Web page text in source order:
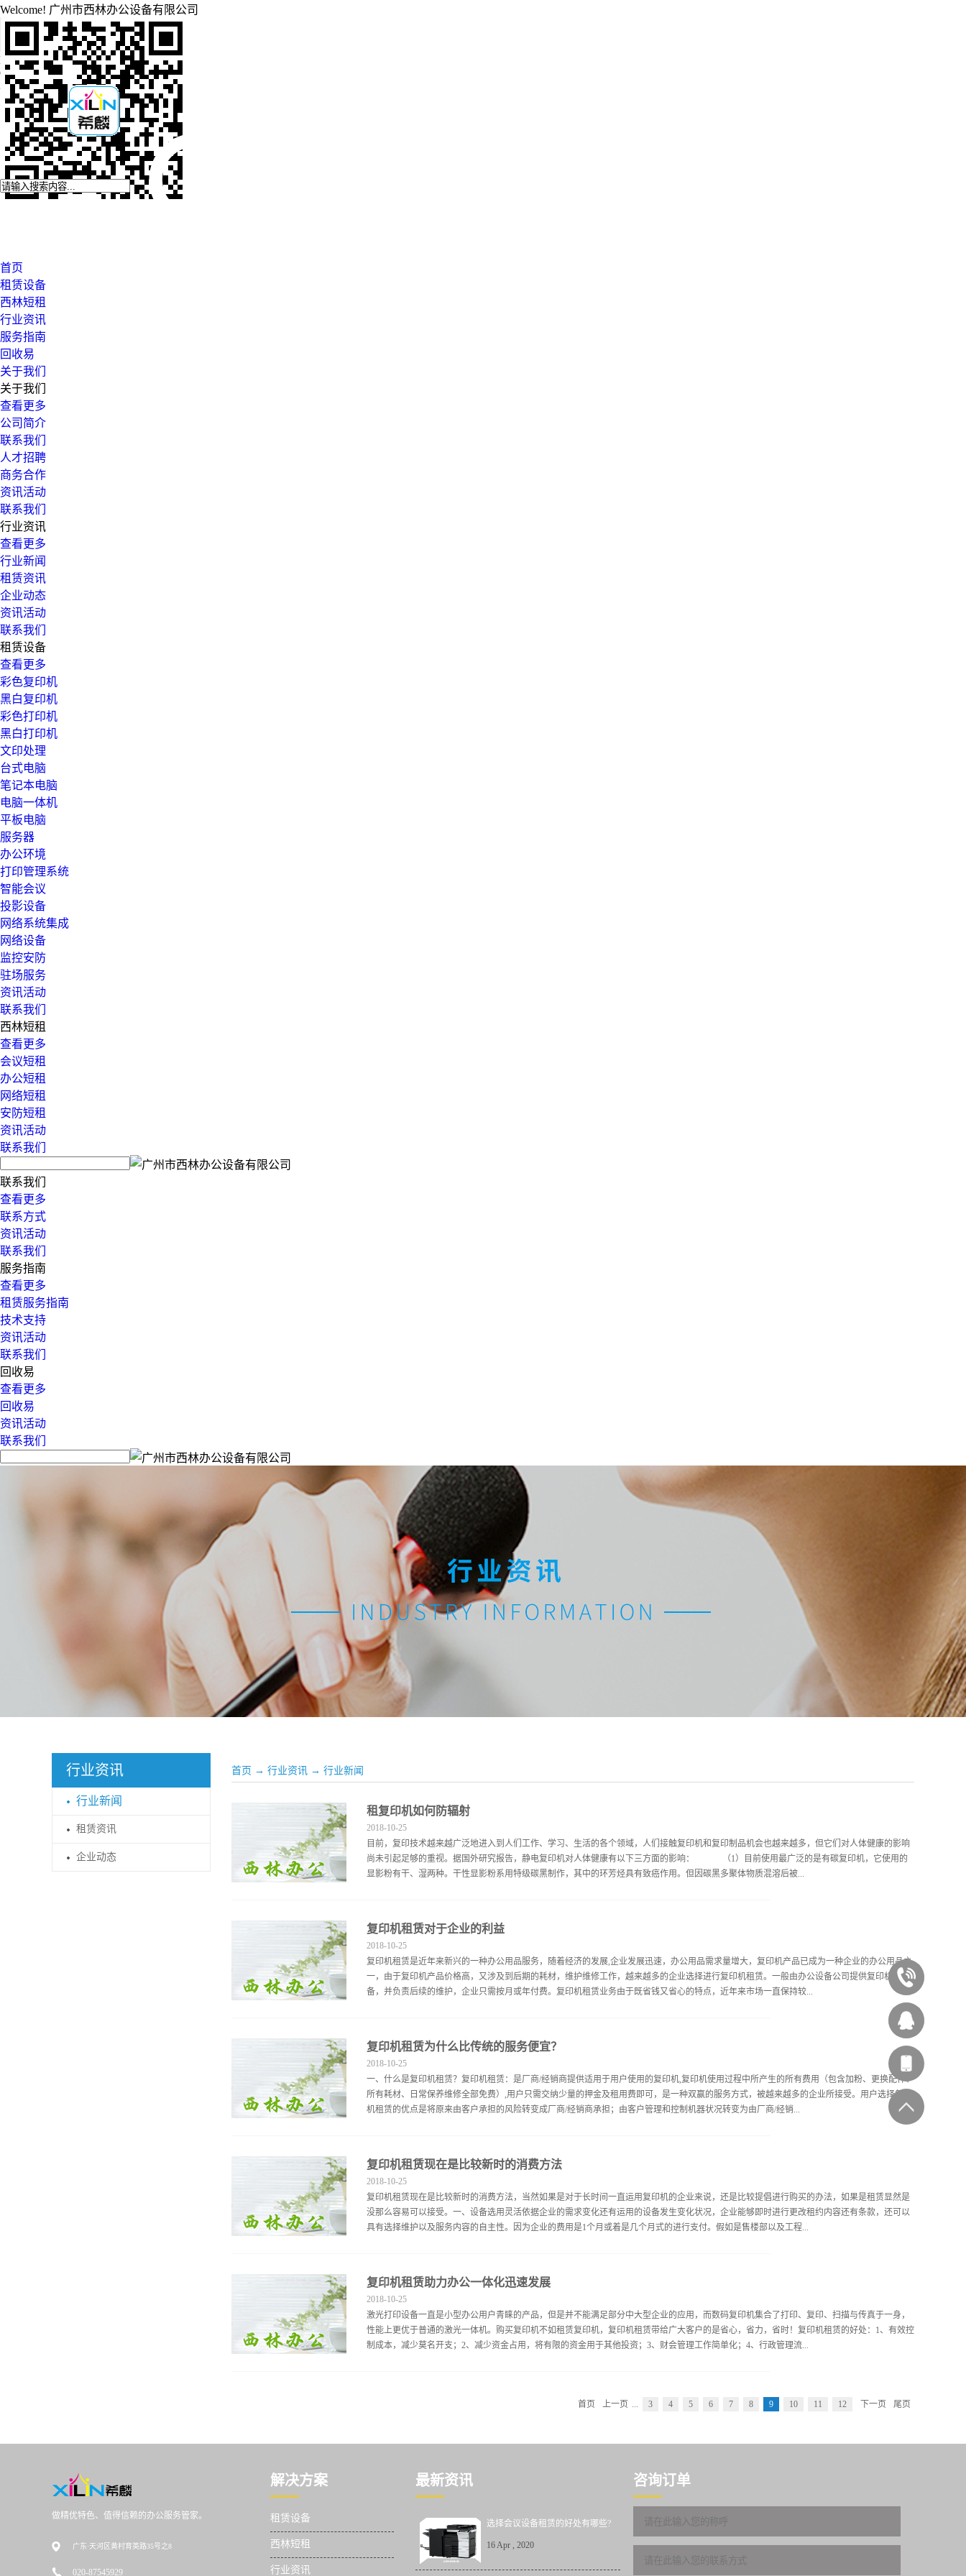
Welcome! 广州市西林办公设备有限公司
EMAIL
2881630378@QQ.com
CALL NOW
020-87545929
登录
注册
首页
租赁设备
西林短租
行业资讯
服务指南
回收易
关于我们
关于我们
查看更多
公司简介
联系我们
人才招聘
商务合作
资讯活动
联系我们
行业资讯
查看更多
行业新闻
租赁资讯
企业动态
资讯活动
联系我们
租赁设备
查看更多
彩色复印机
黑白复印机
彩色打印机
黑白打印机
文印处理
台式电脑
笔记本电脑
电脑一体机
平板电脑
服务器
办公环境
打印管理系统
智能会议
投影设备
网络系统集成
网络设备
监控安防
驻场服务
资讯活动
联系我们
西林短租
查看更多
会议短租
办公短租
网络短租
安防短租
资讯活动
联系我们
联系我们
查看更多
联系方式
资讯活动
联系我们
服务指南
查看更多
租赁服务指南
技术支持
资讯活动
联系我们
回收易
查看更多
回收易
资讯活动
联系我们
行业资讯
行业新闻
租赁资讯
企业动态
首页 → 行业资讯 → 行业新闻
租复印机如何防辐射
目前，复印技术越来越广泛地进入到人们工作、学习、生活的各个领域，人们接触复印机和复印制品机会也越来越多，但它们对人体健康的影响
尚未引起足够的重视。据国外研究报告，静电复印机对人体健康有以下三方面的影响： （1）目前使用最广泛的是有碳复印机，它使用的
显影粉有干、湿两种。干性显影粉系用特级碳黑制作，其中的环芳烃具有致癌作用。但因碳黑多聚体物质混溶后被...
力，因会导致肿瘤的发生。经过技术改进，现在的干性显影粉中的硝基芘含量已大大减少，按常规方法已检测不出其致癌作用。湿性显影粉是将
碳黑分散在烃溶剂中，而含有10～20个碳原子的脂肪烃有助于肿瘤的生长。由于所用烃类的沸点较低而易挥发，通风不良会对长期接触者产生危
害。 （2）无碳复印机的显影材料有很大刺激性，可以引起皮肤、眼睛、呼吸道和神经系统等方面的病症。另外，无碳复印在复印过程中也
可释放一些可能致癌的物质。 （3）在复印机工作时，因静电作用使复印室内具有一定的臭氧。臭氧具有很强的氧化作用。 1988年11
月，日本国立公共健康研究所公布的调查结果表明，在经常使用复印机的地方，臭氧浓度足以危害人体。通过对一些使用复印机的办公室和公共
2018-10-25
复印机租赁对于企业的利益
复印机租赁是近年来新兴的一种办公用品服务，随着经济的发展,企业发展迅速，办公用品需求量增大，复印机产品已成为一种企业的办公用品之
一，由于复印机产品价格高，又涉及到后期的耗材，维护维修工作，越来越多的企业选择进行复印机租赁。一般由办公设备公司提供复印机设
备，并负责后续的维护，企业只需按月或年付费。复印机租赁业务由于既省钱又省心的特点，近年来市场一直保持较...
高的速度增长，得到了越来越多企业和广大用户的认可。尤其是在广东沿海城市，租赁行业更是异军突起。复印机租赁行业带动周边的电脑租
赁、投影机租赁、打印机租赁、传真机租赁、对讲机租赁的兴起。那么复印机租赁有哪些好处呢？一、租用没有恐惧的老化设备过时采购︰ 购房
者，但到了一定年龄或一定的时间，从而导致使用缩短，宣布废弃;租赁︰ 承租人，属性也是因为这样，客户做没有风险负担由于设备老化和报
废。二、不应承担过时风险由于技术的快速进步，形成新的和更好地使用所产生的产品缩短，升级加快。买方必须承担风险的陈旧过时，如果你
选择继续租用，承担风险由承租人。三、可以选择适合的模型对于买家来说，设备是买回原位，如果它与当前的工作负荷 （太慢影响工作，也麻
烦保持） 发生冲突。或品牌不足之处，以便更换很困难︰ 你不得不花费大量的时间和精力与商家谈判，但它是成功;甚至如果成功，你必须花大
2018-10-25
复印机租赁为什么比传统的服务便宜？
一、什么是复印机租赁？复印机租赁：是厂商/经销商提供适用于用户使用的复印机,复印机使用过程中所产生的所有费用（包含加粉、更换配件、
所有耗材、日常保养维修全部免费）,用户只需交纳少量的押金及租用费即可，是一种双赢的服务方式，被越来越多的企业所接受。用户选择复印
机租赁的优点是将原来由客户承担的风险转变成厂商/经销商承担；由客户管理和控制机器状况转变为由厂商/经销...
赁为什么比传统的服务便宜？答：1、及时的保养和更换配件会提高设备的使用寿命。2、杜绝欺诈维修产生无谓的支出。3、避免假耗材零配件对
其他正常的配件产生的损坏。4、由于长期稳定的合作，服务商会主动降低利润率，以求得彼此的双赢。5、厂家授权的正规维修中心，厂家会给
予支持。问：复印机租赁每个月都要付费，为什么不自己买一台？答：购买设备存在以下风险：选型风险：由于购买人员对设备的品牌、功能不
是很了解，经常会产生设备使用一段时间后因种种原因而后悔，但又无可奈何。降价风险：电子产品会根据市场经常会做出降价调整，结果刚买
了不到一周的设备已经因为降价造成损失。折旧风险：电子产品的残值与市场不成正比例。经常是财务报表上的资产残值为2万，市场的价值却只
2018-10-25
复印机租赁现在是比较新时的消费方法
复印机租赁现在是比较新时的消费方法，当然如果是对于长时间一直运用复印机的企业来说，还是比较提倡进行购买的办法，如果是租赁显然是
没那么容易可以接受。一、设备选用灵活依据企业的需求变化还有运用的设备发生变化状况，企业能够即时进行更改租约内容还有条款，还可以
具有选择维护以及服务内容的自主性。因为企业的费用是1个月或着是几个月式的进行支付。假如是售楼部以及工程...
输稿、电子分页、高速打印、四个纸盒……价值超过3万一台！不但可以大大提升日常工作效率，还可以有效提升企业内部形象。四、降低使用风
险复印机租赁可以从根本上避免诸如机器频繁故障、耗材以次充好、维护成本居高不下、维修被宰、后期服务不及时等风险。五、量化使用成本
除了依照约定的单价进行支付租金以及自备打印纸之外，并不承担其它的费用，例如消耗材料维修等，也不需要为设备报废而去担心。如果你的
办公室很大，设备运用率非常高，租约能够帮你设定出一个方案，包括设备特征以及数量，具体的租金以及结算方法，特别条款的约定等，这样
可以使你们的成本更加细化，准确。六、企业合理免税 租金支付费用能够减少所得税。七、降低企业负债 租赁复印机这是属于传统性，操作性的
2018-10-25
复印机租赁助力办公一体化迅速发展
激光打印设备一直是小型办公用户青睐的产品，但是并不能满足部分中大型企业的应用，而数码复印机集合了打印、复印、扫描与传真于一身，
性能上更优于普通的激光一体机。购买复印机不如租赁复印机，复印机租赁带给广大客户的是省心，省力，省时！复印机租赁的好处：1、有效控
制成本，减少莫名开支；2、减少资金占用，将有限的资金用于其他投资；3、财会管理工作简单化；4、行政管理流...
公设备有限公司，10多年行业经验，为您量身定制复印机采购方案和服务方案，我们承诺为你节省输出成本30%！连续多年荣获东芝、理光、柯
2018-10-25
首页 上一页 ... 3 4 5 6 7 8 9 10 11 12 下一页 尾页
做精优特色、值得信赖的办公服务管家。
广东·天河区黄村育英路35号之8
020-87545929
解决方案
租赁设备
西林短租
行业资讯
最新资讯
选择会议设备租赁的好处有哪些?
16Apr , 2020
咨询订单
020-
87545929
西
林办公
客服